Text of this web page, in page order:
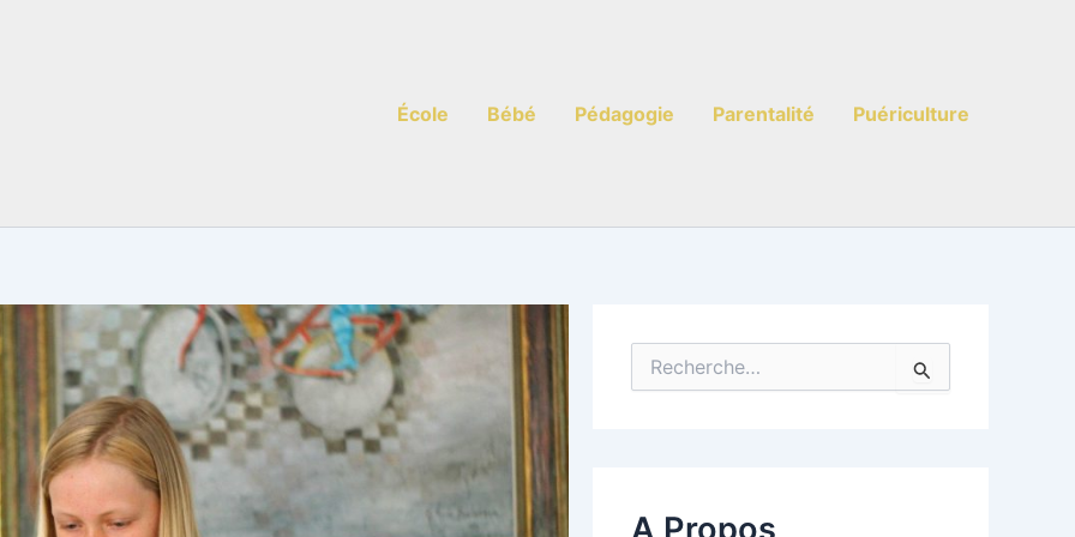
École
Bébé Pédagogie Parentalité Puériculture
h